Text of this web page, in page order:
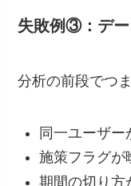
失敗例③：デ
分析の前段でつ
同一ユーザー
施策フラグが
期間の切り方